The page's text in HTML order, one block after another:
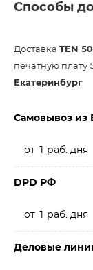
Способы
Доставка TEN
печатную плату
Екатеринбург
Самовывоз из
от 1 раб. дня
DPD РФ
от 1 раб. дня
Деловые